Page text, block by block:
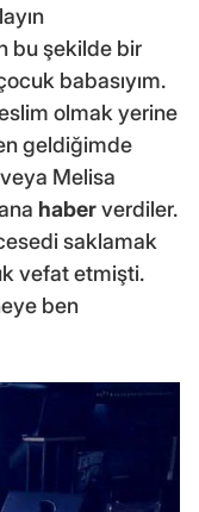
bu şekilde bir
babasıyım.
olmak yerine
geldiğimde
Melisa
haberverdiler.
saklamak
vefat etmişti.
ben